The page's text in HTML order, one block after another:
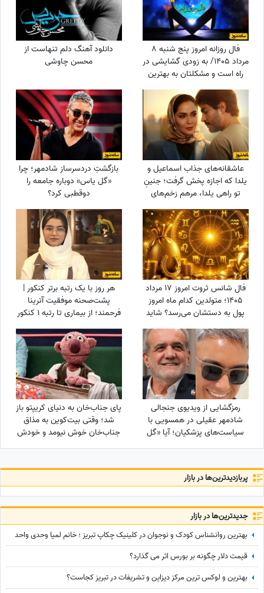
فال روزانه امروز پنج شنبه 8
مرداد 1405/ به زودی گشایشی در
راه است و مشکلتان به بهترین
نحو حل خواهد شد
دانلود آهنگ دلم تنهاست از
محسن چاوشی
عاشقانه‌های جذاب اسماعیل و
یلدا که اجازه پخش گرفت؛ جنینِ
تو راهی یلدا، مرهم زخم‌های
سینا مهراد شد!
بازگشتِ دردسرساز شادمهر؛ چرا
«گل یاس» دوباره جامعه را
دو‌قطبی کرد؟
فال شانس ثروت امروز 17 مرداد
1405؛ متولدین کدام ماه امروز
پول به دستشان می‌رسد؟ شاید
شانس امروز با تو یار باشه😍💲
💸💰واریزی غیرمنتظره در راهه...
هر روز با یک رتبه برتر کنکور |
پشت‌صحنه موفقیت آترینا
فرحمند؛ از بیماری تا رتبه 1 کنکور
تجربی
رمزگشایی از ویدیوی جنجالی
شادمهر عقیلی در همسویی با
سیاست‌های پزشکیان؛ آیا «گل
یاس» بلیت برگشت به خانه
پای جناب‌خان به دنیای کریپتو باز
شد؛ وقتی بیت‌کوین به مذاق
جناب‌خان خوش نیومد و خودش
دست‌ به‌ کار شد😆+ویدیو
پربازدید‌ترین‌ها در بازار
جدید‌ترین‌ها در بازار
بهترین روانشناس کودک و نوجوان در کلینیک چکاپ تبریز ؛ خانم لمیا وحدی واحد
قیمت دلار چگونه بر بورس اثر می گذارد؟
بهترین و لوکس ترین مرکز دیزاین و تشریفات در تبریز کجاست؟